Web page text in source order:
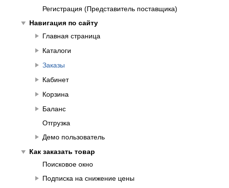
Регистрация (Представитель поставщика)
play_arrow Навигация по сайту
play_arrow Главная страница
play_arrow Каталоги
play_arrow Заказы
play_arrow Кабинет
play_arrow Корзина
play_arrow Баланс
Отгрузка
play_arrow Демо пользователь
play_arrow Как заказать товар
Поисковое окно
play_arrow Подписка на снижение цены